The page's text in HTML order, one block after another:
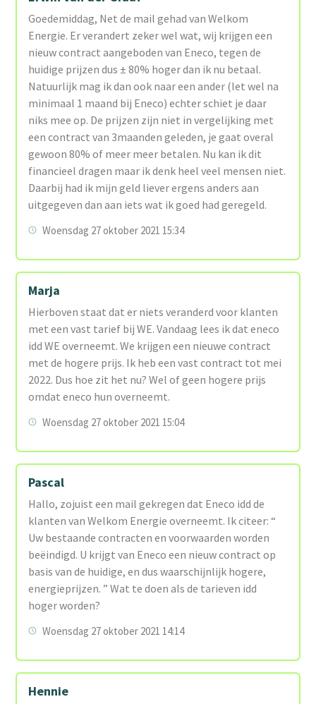
Goedemiddag, Net de mail gehad van Welkom
Energie. Er verandert zeker wel wat, wij krijgen een
nieuw contract aangeboden van Eneco, tegen de
huidige prijzen dus ± 80% hoger dan ik nu betaal.
Natuurlijk mag ik dan ook naar een ander (let wel na
minimaal 1 maand bij Eneco) echter schiet je daar
niks mee op. De prijzen zijn niet in vergelijking met
een contract van 3maanden geleden, je gaat overal
gewoon 80% of meer meer betalen. Nu kan ik dit
financieel dragen maar ik denk heel veel mensen niet.
Daarbij had ik mijn geld liever ergens anders aan
uitgegeven dan aan iets wat ik goed had geregeld.
Woensdag 27 oktober 2021 15:34
Marja
Hierboven staat dat er niets veranderd voor klanten
met een vast tarief bij WE. Vandaag lees ik dat eneco
idd WE overneemt. We krijgen een nieuwe contract
met de hogere prijs. Ik heb een vast contract tot mei
2022. Dus hoe zit het nu? Wel of geen hogere prijs
omdat eneco hun overneemt.
Woensdag 27 oktober 2021 15:04
Pascal
Hallo, zojuist een mail gekregen dat Eneco idd de
klanten van Welkom Energie overneemt. Ik citeer: “
Uw bestaande contracten en voorwaarden worden
beëindigd. U krijgt van Eneco een nieuw contract op
basis van de huidige, en dus waarschijnlijk hogere,
energieprijzen. ” Wat te doen als de tarieven idd
hoger worden?
Woensdag 27 oktober 2021 14:14
Hennie